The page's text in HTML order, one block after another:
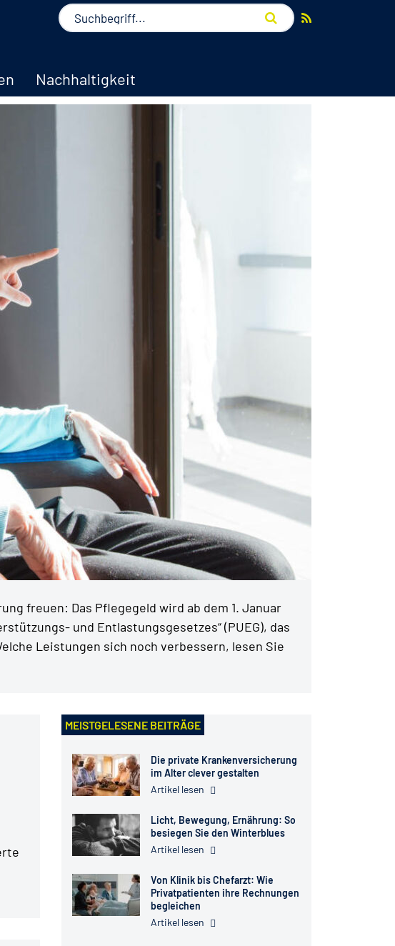
Nachhaltigkeit
freuen: Das Pflegegeld wird ab dem 1. Januar
und Entlastungsgesetzes“ (PUEG), das
Leistungen sich noch verbessern, lesen Sie
MEISTGELESENE BEITRÄGE
Die private Krankenversicherung
im Alter clever gestalten
Artikel lesen
Licht, Bewegung, Ernährung: So
besiegen Sie den Winterblues
Artikel lesen
Von Klinik bis Chefarzt: Wie
Privatpatienten ihre Rechnungen
begleichen
Artikel lesen